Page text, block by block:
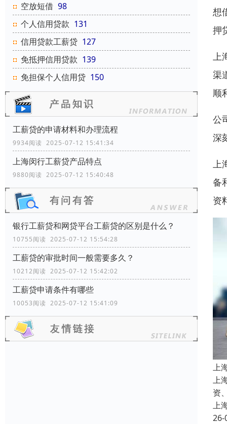
空放短借 98
个人信用贷款 131
信用贷款工薪贷 127
免抵押信用贷款 139
免担保个人信用贷 150
工薪贷的申请材料和办理流程
9934阅读 2025-07-12 15:41:34
上海闵行工薪贷产品特点
9880阅读 2025-07-12 15:40:48
银行工薪贷和网贷平台工薪贷的区别是什么？
10755阅读 2025-07-12 15:54:28
工薪贷的审批时间一般需要多久？
10212阅读 2025-07-12 15:42:02
工薪贷申请条件有哪些
10053阅读 2025-07-12 15:41:09
想
押
上
渠
顺
公
深
上
备
资
上
上
资
上
26-